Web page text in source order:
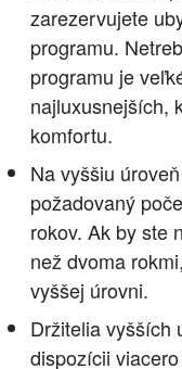
zarezervujete
programu.
programu je
najluxusnejších,
komfortu.
Na vyššiu
požadovaný
rokov. Ak by ste
než dvoma
vyššej úrovni.
Držitelia vyšších
dispozícii